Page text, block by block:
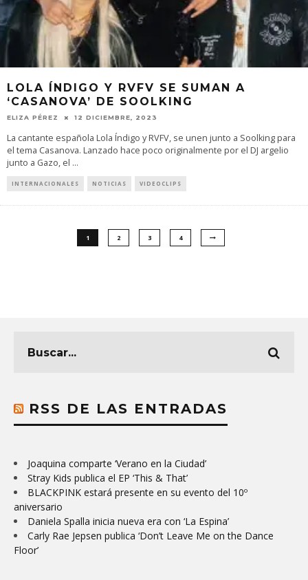
LOLA ÍNDIGO Y RVFV SE SUMAN A
‘CASANOVA’ DE SOOLKING
ELIZA PÉREZ 12 DICIEMBRE, 2023
La cantante española Lola Índigo y RVFV, se unen junto a Soolking para
el tema Casanova. Lanzado hace poco originalmente por el DJ argelio
junto a Gazo, el ...
INTERNACIONALES NOTICIAS VIDEOCLIPS
1 2 3 4
RSS DE LAS ENTRADAS
Joaquina comparte ‘Verano en la Ciudad’
Stray Kids publica el EP ‘This & That’
BLACKPINK estará presente en su evento del 10º
aniversario
Daniela Spalla inicia nueva era con ‘La Espina’
Carly Rae Jepsen publica ‘Don’t Leave Me on the Dance
Floor’